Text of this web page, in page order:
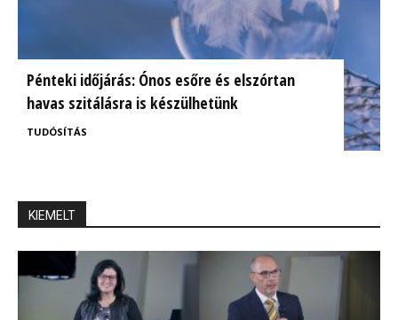
Pénteki időjárás: Ónos esőre és elszórtan
havas szitálásra is készülhetünk
TUDÓSÍTÁS
KIEMELT